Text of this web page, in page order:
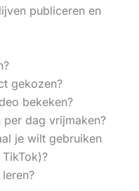
publiceren en
gekozen?
bekeken?
per dag vrijmaken?
je wilt gebruiken